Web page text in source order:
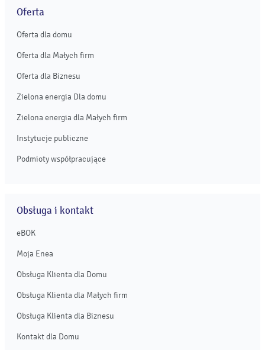
Oferta
Oferta dla domu
Oferta dla Małych firm
Oferta dla Biznesu
Zielona energia Dla domu
Zielona energia dla Małych firm
Instytucje publiczne
Podmioty współpracujące
Obsługa i kontakt
eBOK
Moja Enea
Obsługa Klienta dla Domu
Obsługa Klienta dla Małych firm
Obsługa Klienta dla Biznesu
Kontakt dla Domu